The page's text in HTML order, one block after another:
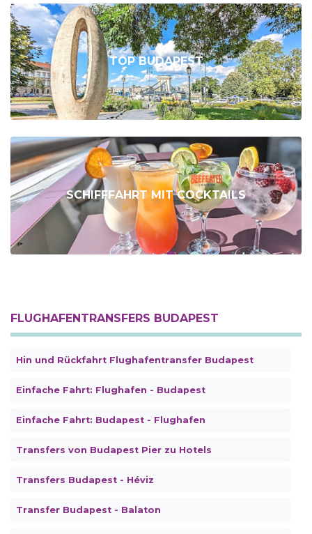
TOP BUDAPEST
SCHIFFFAHRT MIT COCKTAILS
FLUGHAFENTRANSFERS BUDAPEST
Hin und Rückfahrt Flughafentransfer Budapest
Einfache Fahrt: Flughafen - Budapest
Einfache Fahrt: Budapest - Flughafen
Transfers von Budapest Pier zu Hotels
Transfers Budapest - Héviz
Transfer Budapest - Balaton